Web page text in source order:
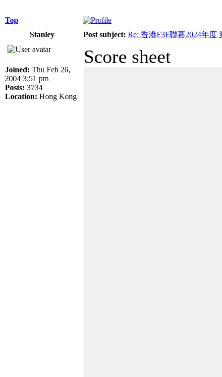
Top
Stanley
Post subject: Re: 香港F3F聯賽2024年度
Joined: Thu Feb 26,
2004 3:51 pm
Posts: 3734
Location: Hong Kong
Score sheet